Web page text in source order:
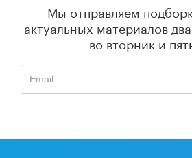
Мы отправляем
актуальных материалов
во вторник и